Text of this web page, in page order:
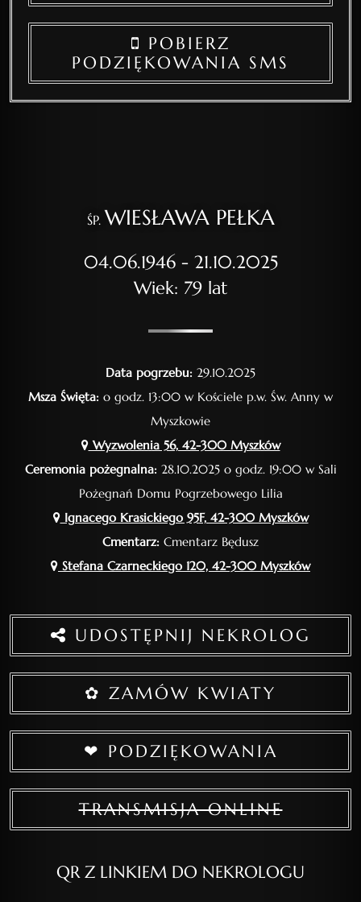
POBIERZ
PODZIĘKOWANIA SMS
ŚP. WIESŁAWA PEŁKA
04.06.1946 - 21.10.2025
Wiek: 79 lat
Data pogrzebu: 29.10.2025
Msza Święta: o godz. 13:00 w Kościele p.w. Św. Anny w
Myszkowie
Wyzwolenia 56, 42-300 Myszków
Ceremonia pożegnalna:28.10.2025 o godz. 19:00 w Sali
Pożegnań Domu Pogrzebowego Lilia
Ignacego Krasickiego 95F, 42-300 Myszków
Cmentarz: Cmentarz Będusz
Stefana Czarneckiego 120, 42-300 Myszków
UDOSTĘPNIJ NEKROLOG
✿ ZAMÓW KWIATY
❤ PODZIĘKOWANIA
TRANSMISJA ONLINE
QR Z LINKIEM DO NEKROLOGU